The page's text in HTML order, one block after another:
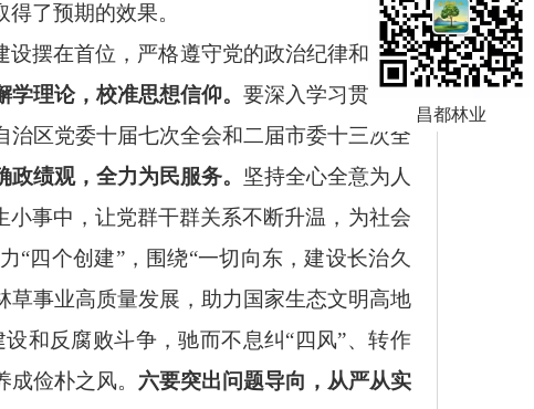
得了预期的效果。
设摆在首位，严格遵守党的政治纪律和政治
学理论，校准思想信仰。 要深入学习贯彻习
区党委十届七次全会和二届市委十三次全
政绩观，全力为民服务。
坚持全心全意为人
事中，让党群干群关系不断升温，为社会
“四个创建”，围绕“一切向东，建设长治久
事业高质量发展，助力国家生态文明高地
和反腐败斗争，驰而不息纠“四风”、转作
俭朴之风。 六要突出问题导向，从严从实
昌都林业